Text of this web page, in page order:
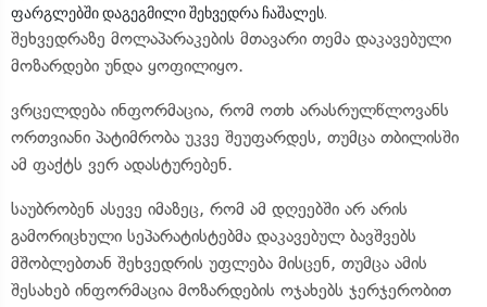
ფარგლებში დაგეგმილი შეხვედრა ჩაშალეს.
შეხვედრაზე მოლაპარაკების მთავარი თემა დაკავებული
მოზარდები უნდა ყოფილიყო.
ვრცელდება ინფორმაცია, რომ ოთხ არასრულწლოვანს
ორთვიანი პატიმრობა უკვე შეუფარდეს, თუმცა თბილისში
ამ ფაქტს ვერ ადასტურებენ.
საუბრობენ ასევე იმაზეც, რომ ამ დღეებში არ არის
გამორიცხული სეპარატისტებმა დაკავებულ ბავშვებს
მშობლებთან შეხვედრის უფლება მისცენ, თუმცა ამის
შესახებ ინფორმაცია მოზარდების ოჯახებს ჯერჯერობით